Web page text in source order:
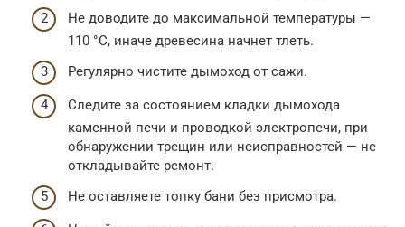
Не доводите до максимальной температуры —
110 °С, иначе древесина начнет тлеть.
Регулярно чистите дымоход от сажи.
Следите за состоянием кладки дымохода
каменной печи и проводкой электропечи, при
обнаружении трещин или неисправностей — не
откладывайте ремонт.
Не оставляете топку бани без присмотра.